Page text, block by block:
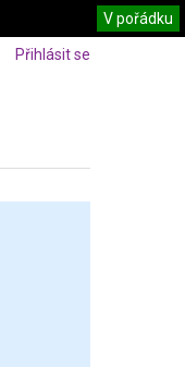
Přihlásit se
V pořádku